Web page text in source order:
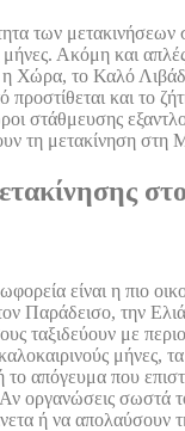
των μετακινήσεων
μήνες. Ακόμη και
Χώρα, το Καλό
προστίθεται και το
στάθμευσης
τη μετακίνηση στη
είναι η πιο
Παράδεισο, την
ταξιδεύουν με
μήνες,
το απόγευμα που
Αν οργανώσεις
ή να απολαύσουν